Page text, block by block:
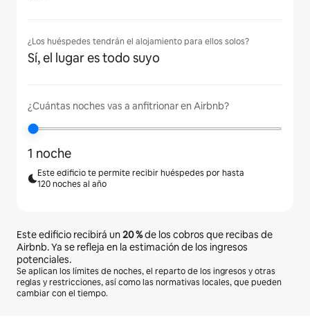
¿Los huéspedes tendrán el alojamiento para ellos solos?
Sí, el lugar es todo suyo
¿Cuántas noches vas a anfitrionar en Airbnb?
1 noche
Este edificio te permite recibir huéspedes por hasta
120 noches al año
Este edificio recibirá un20 %de los cobros que recibas de
Airbnb. Ya se refleja en la estimación de los ingresos
potenciales.
Se aplican los límites de noches, el reparto de los ingresos y otras
reglas y restricciones, así como las normativas locales, que pueden
cambiar con el tiempo.